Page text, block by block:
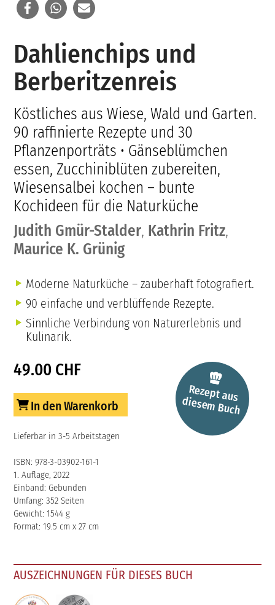
Dahlienchips und
Berberitzenreis
Köstliches aus Wiese, Wald und Garten.
90 raffinierte Rezepte und 30
Pflanzenporträts • Gänseblümchen
essen, Zucchiniblüten zubereiten,
Wiesensalbei kochen – bunte
Kochideen für die Naturküche
Judith Gmür-Stalder, Kathrin Fritz,
Maurice K. Grünig
Moderne Naturküche – zauberhaft fotografiert.
90 einfache und verblüffende Rezepte.
Sinnliche Verbindung von Naturerlebnis und
Kulinarik.
Rezept aus
diesem
Buch
49.00 CHF
In den Warenkorb
Lieferbar in 3-5 Arbeitstagen
ISBN: 978-3-03902-161-1
1. Auflage, 2022
Einband: Gebunden
Umfang: 352 Seiten
Gewicht: 1544 g
Format: 19.5 cm x 27 cm
AUSZEICHNUNGEN FÜR DIESES BUCH